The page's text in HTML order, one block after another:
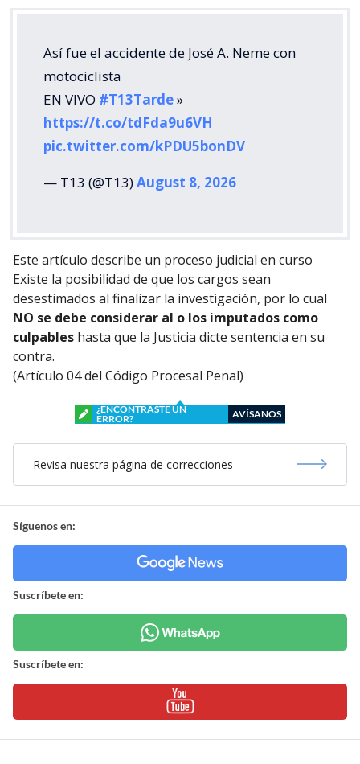
Así fue el accidente de José A. Neme con
motociclista
EN VIVO #T13Tarde»
https://t.co/tdFda9u6VH
pic.twitter.com/kPDU5bonDV
— T13 (@T13)August 8, 2026
Este artículo describe un proceso judicial en curso
Existe la posibilidad de que los cargos sean
desestimados al finalizar la investigación, por lo cual
NO se debe considerar al o los imputados como
culpables hasta que la Justicia dicte sentencia en su
contra.
(Artículo 04 del Código Procesal Penal)
¿ENCONTRASTE UN
ERROR?
AVÍSANOS
Revisa nuestra página de correcciones
Síguenos en:
Suscríbete en:
Suscríbete en: